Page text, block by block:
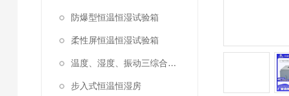
防爆型恒温恒湿试验箱
柔性屏恒温恒湿试验箱
温度、湿度、振动三综合试验箱
步入式恒温恒湿房